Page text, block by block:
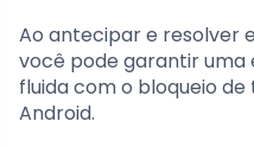
Ao antecipar e resolver
você pode garantir uma
fluida com o bloqueio
Android.